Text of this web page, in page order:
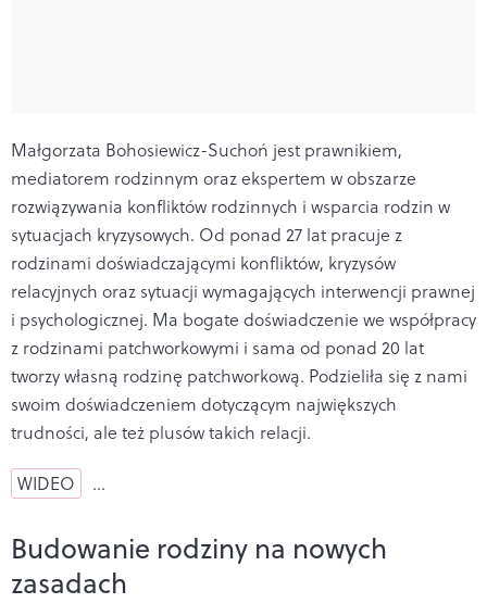
Małgorzata Bohosiewicz-Suchoń jest prawnikiem,
mediatorem rodzinnym oraz ekspertem w obszarze
rozwiązywania konfliktów rodzinnych i wsparcia rodzin w
sytuacjach kryzysowych. Od ponad 27 lat pracuje z
rodzinami doświadczającymi konfliktów, kryzysów
relacyjnych oraz sytuacji wymagających interwencji prawnej
i psychologicznej. Ma bogate doświadczenie we współpracy
z rodzinami patchworkowymi i sama od ponad 20 lat
tworzy własną rodzinę patchworkową. Podzieliła się z nami
swoim doświadczeniem dotyczącym największych
trudności, ale też plusów takich relacji.
WIDEO …
Budowanie rodziny na nowych
zasadach